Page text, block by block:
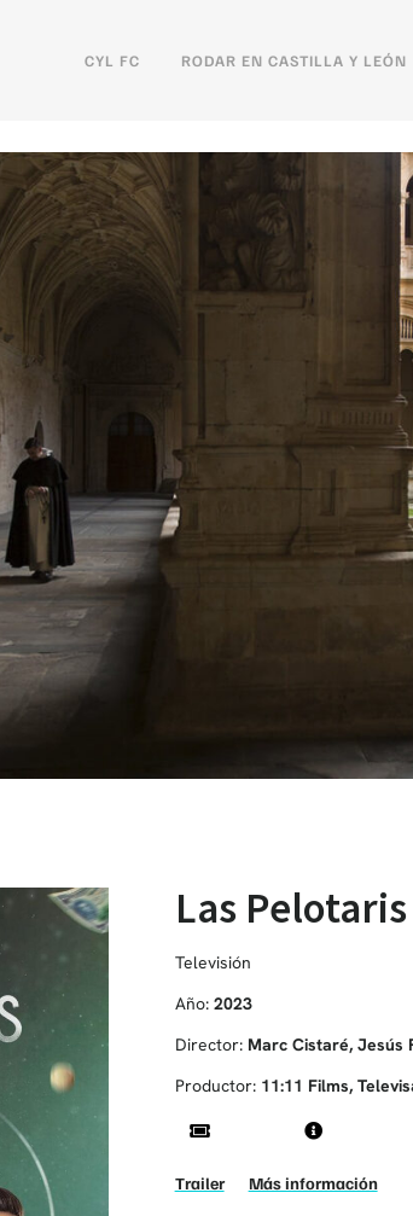
CYL FC RODAR EN CASTILLA Y LEÓN
Las
Televisión
Año: 2023
Director: Marc Cistaré, Jesús
Productor: 11:11 Films,
Trailer Más información